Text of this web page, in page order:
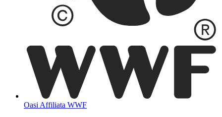
Oasi Affiliata WWF